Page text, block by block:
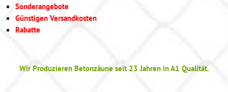
Sonderangebote
Günstigen Versandkosten
Rabatte
Wir Produzieren Betonzäune seit 23 Jahren in A1 Qualität.